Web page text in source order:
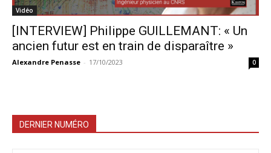
Vidéo
[INTERVIEW] Philippe GUILLEMANT: « Un
ancien futur est en train de disparaître »
Alexandre Penasse - 17/10/2023 0
DERNIER NUMÉRO